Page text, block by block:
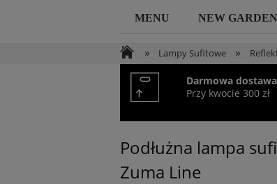
MENU NEW
» Lampy Sufitowe »
Darmowa dostawa
Przy kwocie 300 zł
Podłużna lampa
Zuma Line